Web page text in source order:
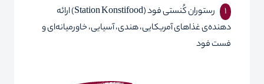
رستوران کُنستی فود (Konstifood
Station) ارائه
دهنده‌ی غذاهای آمریکایی، هندی، آسیایی، خاورمیانه‌ای و
فست فود